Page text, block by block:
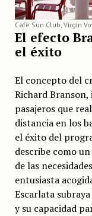
Café Sun Club, Virgin
El efecto
el éxito
El concepto del
Richard
pasajeros que
distancia en los
el éxito del
describe como
de las
entusiasta
Escarlata
y su capacidad